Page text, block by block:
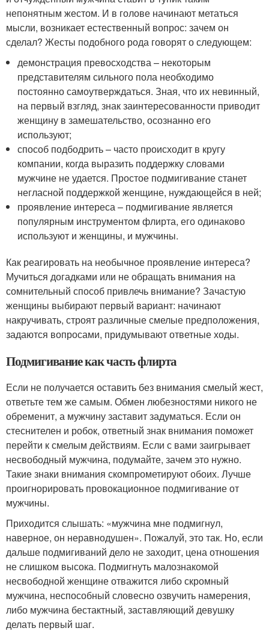
непонятным жестом. И в голове начинают метаться
мысли, возникает естественный вопрос: зачем он
сделал? Жесты подобного рода говорят о следующем:
демонстрация превосходства – некоторым
представителям сильного пола необходимо
постоянно самоутверждаться. Зная, что их невинный,
на первый взгляд, знак заинтересованности приводит
женщину в замешательство, осознанно его
используют;
способ подбодрить – часто происходит в кругу
компании, когда выразить поддержку словами
мужчине не удается. Простое подмигивание станет
негласной поддержкой женщине, нуждающейся в ней;
проявление интереса – подмигивание является
популярным инструментом флирта, его одинаково
используют и женщины, и мужчины.
Как реагировать на необычное проявление интереса?
Мучиться догадками или не обращать внимания на
сомнительный способ привлечь внимание? Зачастую
женщины выбирают первый вариант: начинают
накручивать, строят различные смелые предположения,
задаются вопросами, придумывают ответные ходы.
Подмигивание как часть флирта
Если не получается оставить без внимания смелый жест,
ответьте тем же самым. Обмен любезностями никого не
обременит, а мужчину заставит задуматься. Если он
стеснителен и робок, ответный знак внимания поможет
перейти к смелым действиям. Если с вами заигрывает
несвободный мужчина, подумайте, зачем это нужно.
Такие знаки внимания скомпрометируют обоих. Лучше
проигнорировать провокационное подмигивание от
мужчины.
Приходится слышать: «мужчина мне подмигнул,
наверное, он неравнодушен». Пожалуй, это так. Но, если
дальше подмигиваний дело не заходит, цена отношения
не слишком высока. Подмигнуть малознакомой
несвободной женщине отважится либо скромный
мужчина, неспособный словесно озвучить намерения,
либо мужчина бестактный, заставляющий девушку
делать первый шаг.